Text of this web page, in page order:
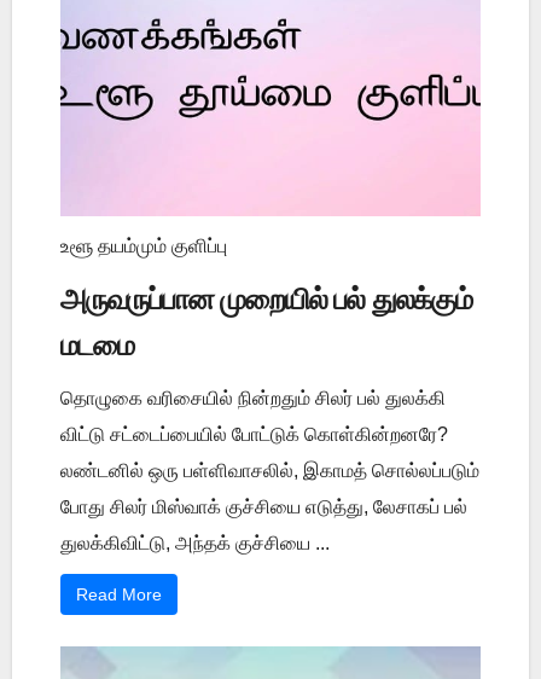
உளூ தயம்மும் குளிப்பு
அருவருப்பான முறையில் பல் துலக்கும்
மடமை
தொழுகை வரிசையில் நின்றதும் சிலர் பல் துலக்கி
விட்டு சட்டைப்பையில் போட்டுக் கொள்கின்றனரே?
லண்டனில் ஒரு பள்ளிவாசலில், இகாமத் சொல்லப்படும்
போது சிலர் மிஸ்வாக் குச்சியை எடுத்து, லேசாகப் பல்
துலக்கிவிட்டு, அந்தக் குச்சியை ...
Read More